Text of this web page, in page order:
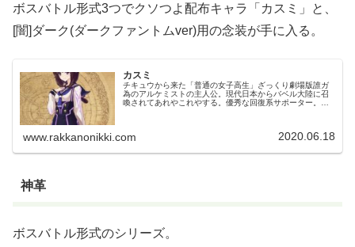
ボスバトル形式3つでクソつよ配布キャラ「カスミ」と、
[闇]ダーク(ダークファントムver)用の念装が手に入る。
カスミ
チキュウから来た「普通の女子高生」ざっくり劇場版誰ガ
為のアルケミストの主人公。現代日本からバベル大陸に召
喚されてあれやこれやする。優秀な回復系サポーター。配
www.rakkanonikki.com 2020.06.18
神革
ボスバトル形式のシリーズ。